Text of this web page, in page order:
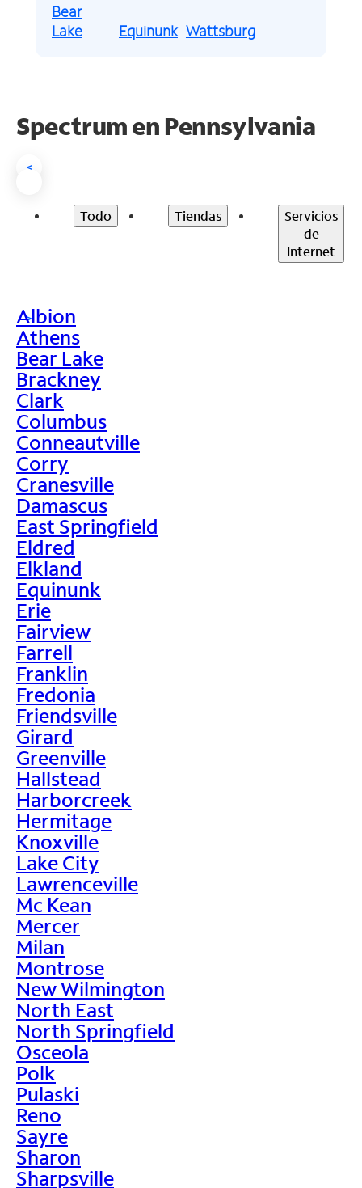
Bear
Lake
Equinunk Wattsburg
Spectrum en Pennsylvania
<
Todo Tiendas
Servicios
de
Internet
>
Albion
Athens
Bear Lake
Brackney
Clark
Columbus
Conneautville
Corry
Cranesville
Damascus
East Springfield
Eldred
Elkland
Equinunk
Erie
Fairview
Farrell
Franklin
Fredonia
Friendsville
Girard
Greenville
Hallstead
Harborcreek
Hermitage
Knoxville
Lake City
Lawrenceville
Mc Kean
Mercer
Milan
Montrose
New Wilmington
North East
North Springfield
Osceola
Polk
Pulaski
Reno
Sayre
Sharon
Sharpsville